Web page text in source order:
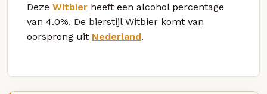
Deze Witbier heeft een alcohol percentage
van 4.0%. De bierstijl Witbier komt van
oorsprong uit Nederland.